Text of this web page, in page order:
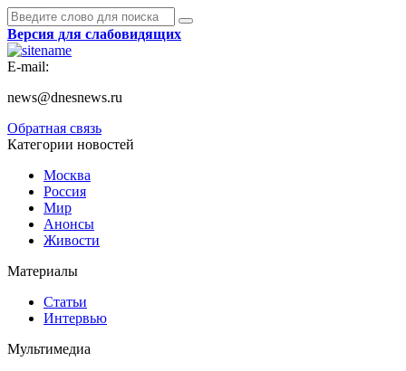
Версия для слабовидящих
E-mail:
news@dnesnews.ru
Обратная связь
Категории новостей
Москва
Россия
Мир
Анонсы
Живости
Материалы
Статьи
Интервью
Мультимедиа